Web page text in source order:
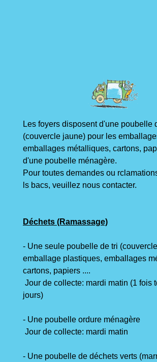
Les foyers disposent d'une poubelle
(couvercle jaune) pour les
emballages métalliques, cartons,
d'une poubelle ménagère.
Pour toutes demandes ou
ls bacs, veuillez nous contacter.
Déchets (Ramassage)
- Une seule poubelle de tri
emballage plastiques, emballages
cartons, papiers ....
Jour de collecte: mardi matin (1 fois
jours)
- Une poubelle ordure ménagère
Jour de collecte: mardi matin
- Une poubelle de déchets verts